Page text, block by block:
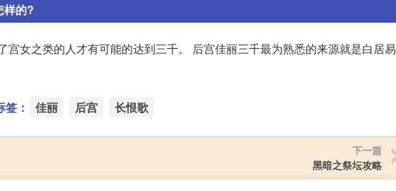
样的?
女之类的人才有可能的达到三千。 后宫佳丽三千最为熟悉的来源就是白居易
签： 佳丽 后宫 长恨歌
下一篇
黑暗之祭坛攻略